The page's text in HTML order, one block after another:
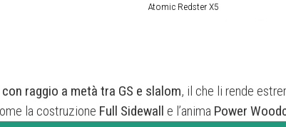
Atomic Redster X5
con raggio a metà tra GS e slalom, il che li rende
la costruzione Full Sidewall e l’anima Power